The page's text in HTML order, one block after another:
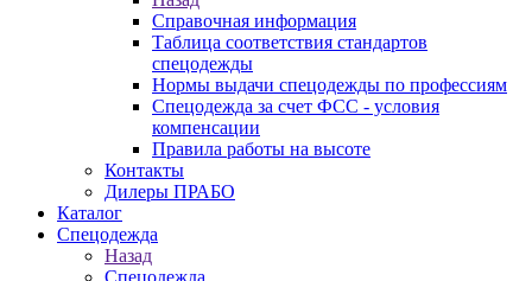
Справочная информация
Таблица соответствия стандартов
спецодежды
Нормы выдачи спецодежды по профессиям
Спецодежда за счет ФСС - условия
компенсации
Правила работы на высоте
Контакты
Дилеры ПРАБО
Каталог
Спецодежда
Назад
Спецодежда